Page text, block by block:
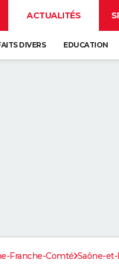
ACTUALITÉS
DIVERS EDUCATION
Franche-Comté Saône-